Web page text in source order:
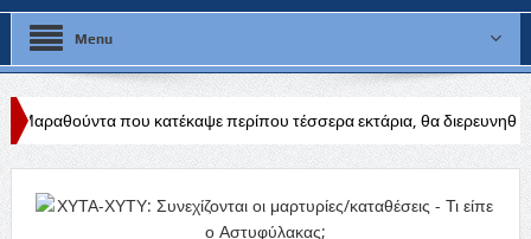
Menu
περίπου τέσσερα εκτάρια, θα διερευνηθούν τα αίτια